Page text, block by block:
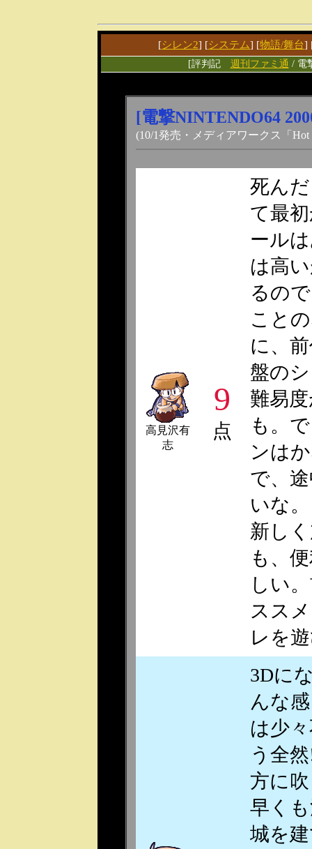
[シレン2] [システム] [物語/舞台]
[評判記 週刊ファミ通 / 電
[電撃NINTENDO64
(10/1発売・メディアワークス「Hot
高見沢有
志
9
点
死ん
て最
ール
は高
るの
こと
に、
盤の
難易
も。
ンは
で、
いな。
新し
も、
しい
スス
レを
3Dに
んな
は少
う全
方に
早く
城を